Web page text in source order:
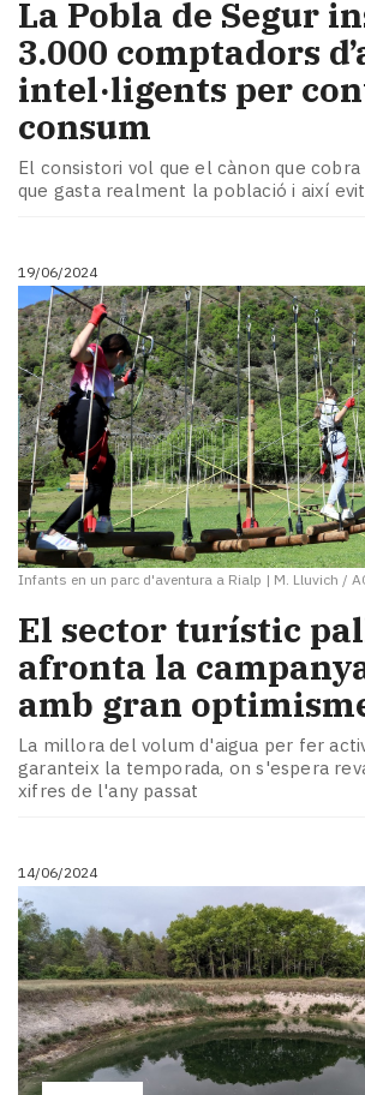
La Pobla de Segur
3.000 comptadors
intel·ligents per
consum
El consistori vol que el cànon que
que gasta realment la població i així
19/06/2024
Infants en un parc d'aventura a Rialp | M. Lluvich /
​El sector turístic
afronta la
amb gran
La millora del volum d'aigua per fer
garanteix la temporada, on s'espera
xifres de l'any passat
14/06/2024